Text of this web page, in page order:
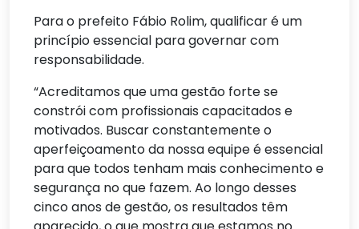
Para o prefeito Fábio Rolim, qualificar é um
princípio essencial para governar com
responsabilidade.
“Acreditamos que uma gestão forte se
constrói com profissionais capacitados e
motivados. Buscar constantemente o
aperfeiçoamento da nossa equipe é essencial
para que todos tenham mais conhecimento e
segurança no que fazem. Ao longo desses
cinco anos de gestão, os resultados têm